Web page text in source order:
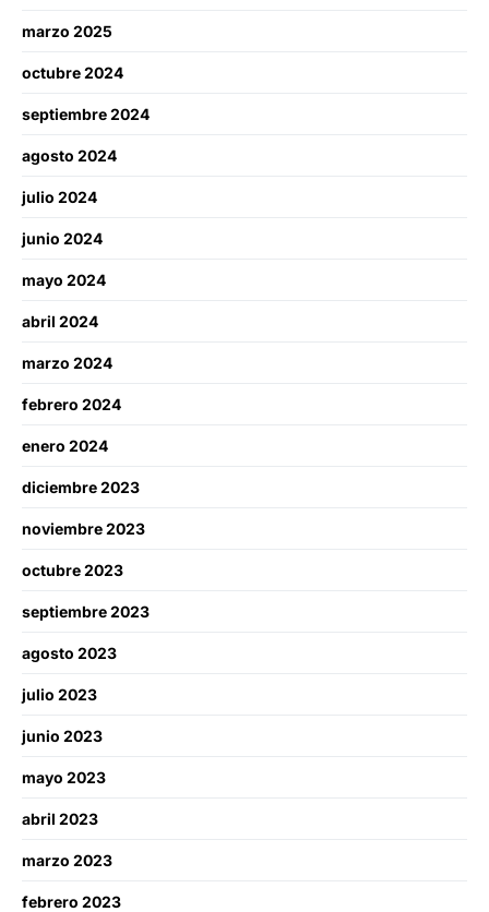
marzo 2025
octubre 2024
septiembre 2024
agosto 2024
julio 2024
junio 2024
mayo 2024
abril 2024
marzo 2024
febrero 2024
enero 2024
diciembre 2023
noviembre 2023
octubre 2023
septiembre 2023
agosto 2023
julio 2023
junio 2023
mayo 2023
abril 2023
marzo 2023
febrero 2023